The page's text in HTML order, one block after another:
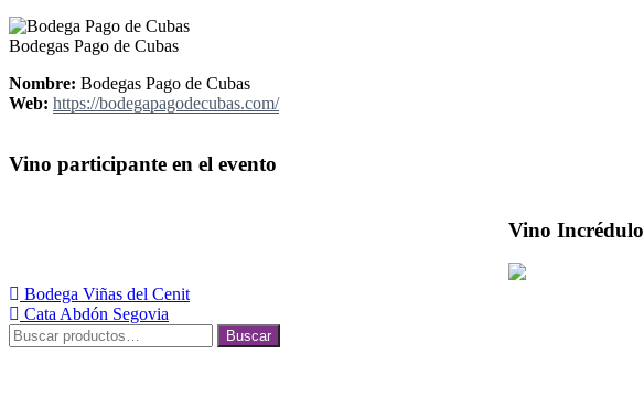
Bodegas Pago de Cubas
Nombre: Bodegas Pago de Cubas
Web: https://bodegapagodecubas.com/
Vino participante en el evento
Vino Incrédulo
Navegación
de
entradas
Bodega Viñas del Cenit
Cata Abdón Segovia
Buscar
por:
Buscar